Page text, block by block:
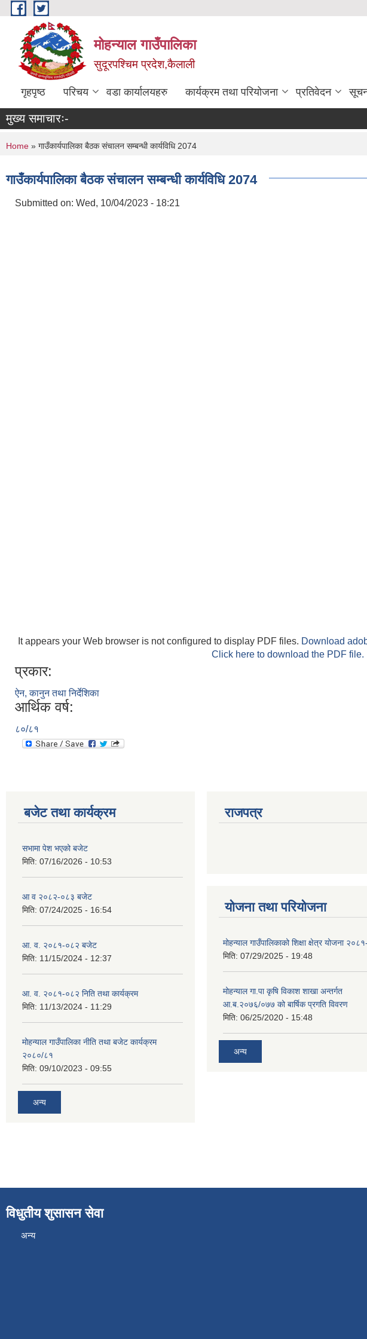
Skip to main content
मोहन्याल गाउँपालिका
सुदूरपश्चिम प्रदेश,कैलाली
गृहपृष्ठ परिचय वडा कार्यालयहरु कार्यक्रम तथा परियोजना प्रतिवेदन
मुख्य समाचारः-
You are here
Home » गाउँकार्यपालिका बैठक संचालन सम्बन्धी कार्यविधि 2074
गाउँकार्यपालिका बैठक संचालन सम्बन्धी कार्यविधि 2074
Submitted on: Wed, 10/04/2023 - 18:21
It appears your Web browser is not configured to display PDF files. Download
Click here to download the PDF file.
प्रकार:
ऐन, कानुन तथा निर्देशिका
आर्थिक वर्ष:
८०/८१
बजेट तथा कार्यक्रम
सभामा पेश भएको बजेट
मिति: 07/16/2026 - 10:53
आ व २०८२-०८३ बजेट
मिति: 07/24/2025 - 16:54
आ. व. २०८१-०८२ बजेट
मिति: 11/15/2024 - 12:37
आ. व. २०८१-०८२ निति तथा कार्यक्रम
मिति: 11/13/2024 - 11:29
मोहन्याल गाउँपालिका नीति तथा बजेट कार्यक्रम
२०८०/८१
मिति: 09/10/2023 - 09:55
अन्य
राजपत्र
योजना तथा परियोजना
मोहन्याल गाउँपालिकाको शिक्षा क्षेत्र योजना
मिति: 07/29/2025 - 19:48
मोहन्याल गा.पा कृषि विकाश शाखा अन्तर्गत
आ.ब.२०७६/०७७ को बार्षिक प्रगति विवरण
मिति: 06/25/2020 - 15:48
अन्य
विधुतीय शुसासन सेवा
अन्य